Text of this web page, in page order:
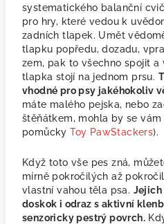
systematického balanční
pro hry, které vedou k
zadních tlapek. Umět
tlapku popředu, dozadu,
zem, pak to všechno spojit a
tlapka stojí na jednom prsu.
vhodné pro psy jakéhokoliv
máte malého pejska, nebo
štěňátkem, mohla by se
pomůckyToy PawStackers).
Když toto vše pes zná,
mírně pokročilých až
vlastní vahou těla psa.
doskok i odraz s aktivní
senzoricky pestrý povrch.